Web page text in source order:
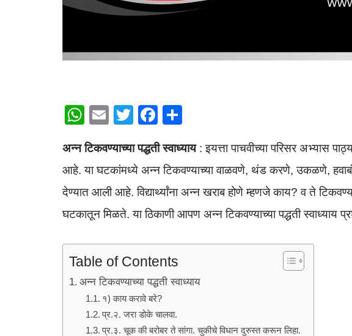
W
at
s
A
p
E
ail
T
tt
er
F
c
e
b
o
k
ar
e
अन्न टिकवण्याच्या पद्धती स्वाध्याय: इयत्ता पाचवीच्या परिसर अभ्यास
आहे. या घटकांमध्ये अन्न टिकवण्याच्या वाळवणे, थंड करणे, उकळणे,
देण्यात आली आहे. विद्यार्थ्यांना अन्न खराब होणे म्हणजे काय? व ते
घटकातून मिळते. या ठिकाणी आपण अन्न टिकवण्याच्या पद्धती स्वाध्याय
Table of Contents
अन्न टिकवण्याच्या पद्धती स्वाध्याय
१) काय करावे बरे?
प्र.२. जरा डोके चालवा.
प्र.३. चूक की बरोबर ते सांगा. चुकीचे विधान दुरुस्त करून लिहा.